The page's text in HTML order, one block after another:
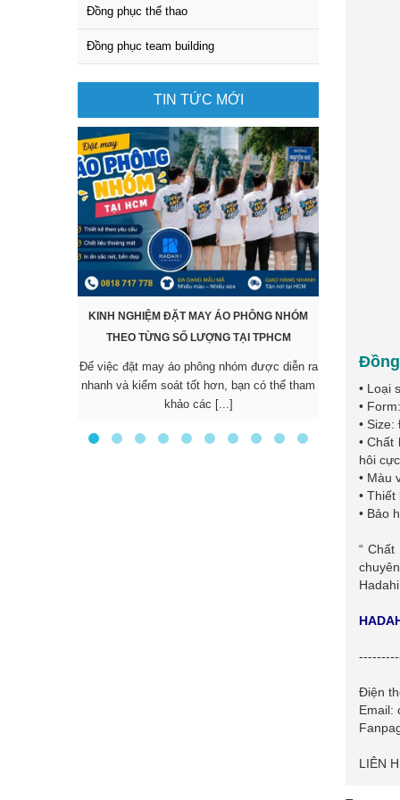
Đồng phục thể thao
Đồng phục team building
TIN TỨC MỚI
KINH NGHIỆM ĐẶT MAY ÁO PHÔNG NHÓM
THEO TỪNG SỐ LƯỢNG TẠI TPHCM
Để việc đặt may áo phông nhóm được diễn ra
nhanh và kiểm soát tốt hơn, bạn có thể tham
khảo các [...]
KHÔNG
Các mẫu áo
được• Loại
•
•
• Chất
hôi
• Màu
•
• Bảo
“
Điện
Email:
LIÊN